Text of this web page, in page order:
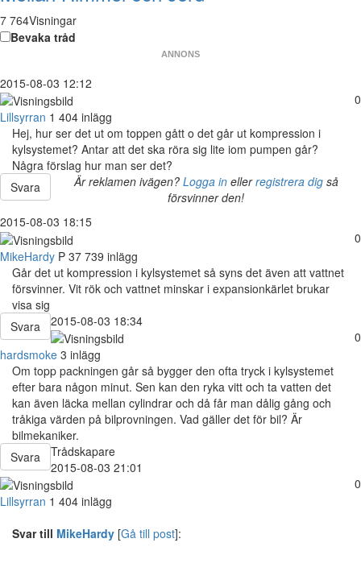
7 764Visningar
Bevaka tråd
ANNONS
2015-08-03 12:12
0
Lillsyrran 1 404 inlägg
Hej, hur ser det ut om toppen gått o det går ut kompression i
kylsystemet? Antar att det ska röra sig lite iom pumpen går?
Några förslag hur man ser det?
Svara
Är reklamen ivägen? Logga inellerregistrera digså
försvinner den!
2015-08-03 18:15
0
MikeHardy P 37 739 inlägg
Går det ut kompression i kylsystemet så syns det även att vattnet
försvinner. Vit rök och vattnet minskar i expansionkärlet brukar
visa sig
Svara
2015-08-03 18:34
0
hardsmoke 3 inlägg
Om topp packningen går så bygger den ofta tryck i kylsystemet
efter bara någon minut. Sen kan den ryka vitt och ta vatten det
kan även läcka mellan cylindrar och då får man dålig gång och
tråkiga värden på bilprovningen. Vad gäller det för bil? Är
bilmekaniker.
Svara
Trådskapare
2015-08-03 21:01
0
Lillsyrran 1 404 inlägg
Svar till MikeHardy [Gå till post]: